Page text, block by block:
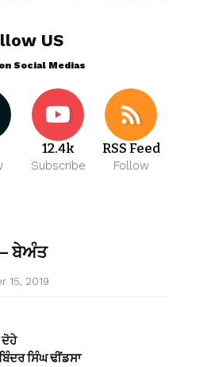
US
Social Medias
12.4k
Subscribe
RSS Feed
Follow
ਬੇਅੰਤ
15, 2019
ਦੋਹੇ
ਸਿੰਘ ਢੀਂਡਸਾ